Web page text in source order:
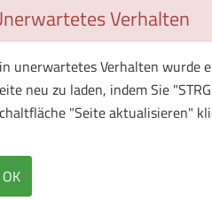
Verhalten
unerwartetes Verhalten wurde
neu zu laden, indem Sie
"Seite aktualisieren"
OK
1
Überblick
·203 g/m²
Baumwolle,
am